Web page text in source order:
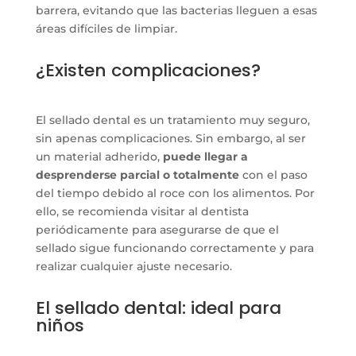
barrera, evitando que las bacterias lleguen a esas
áreas difíciles de limpiar.
¿Existen complicaciones?
El sellado dental es un tratamiento muy seguro,
sin apenas complicaciones. Sin embargo, al ser
un material adherido, puede llegar a
desprenderse parcial o totalmentecon el paso
del tiempo debido al roce con los alimentos. Por
ello, se recomienda visitar al dentista
periódicamente para asegurarse de que el
sellado sigue funcionando correctamente y para
realizar cualquier ajuste necesario.
El sellado dental: ideal para
niños